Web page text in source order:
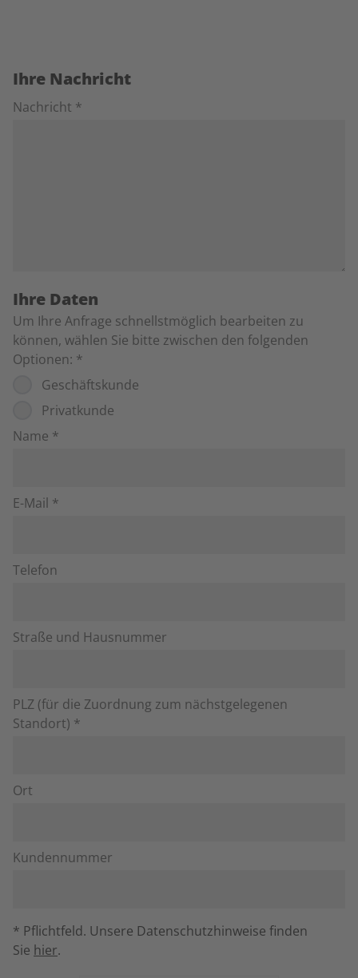
Ihre Nachricht
Nachricht *
Ihre Daten
Um Ihre Anfrage schnellstmöglich bearbeiten zu
können, wählen Sie bitte zwischen den folgenden
Optionen: *
Geschäftskunde
Privatkunde
Name *
E-Mail *
Telefon
Straße und Hausnummer
PLZ (für die Zuordnung zum nächstgelegenen
Standort) *
Ort
Kundennummer
* Pflichtfeld. Unsere Datenschutzhinweise finden
Sie hier.